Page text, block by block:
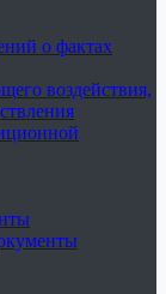
о фактах
воздействия,